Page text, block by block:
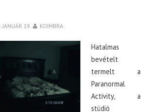
JANUÁR 19. KOIMBRA
Hatalmas
bevételt
termelt a
Paranormal
Activity, a
stúdió